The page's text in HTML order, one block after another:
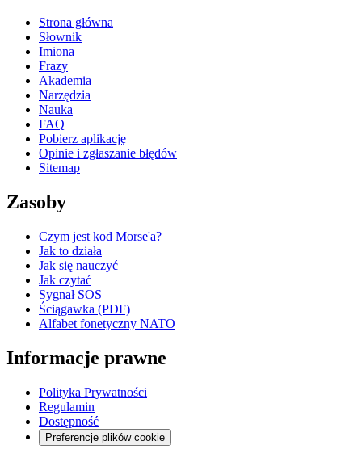
Strona główna
Słownik
Imiona
Frazy
Akademia
Narzędzia
Nauka
FAQ
Pobierz aplikację
Opinie i zgłaszanie błędów
Sitemap
Zasoby
Czym jest kod Morse'a?
Jak to działa
Jak się nauczyć
Jak czytać
Sygnał SOS
Ściągawka (PDF)
Alfabet fonetyczny NATO
Informacje prawne
Polityka Prywatności
Regulamin
Dostępność
Preferencje plików cookie